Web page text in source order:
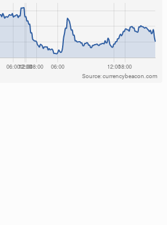
Source: currencybeacon.com